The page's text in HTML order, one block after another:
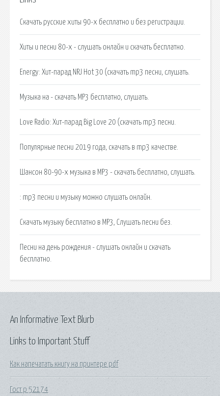
Скачать русские хиты 90-х бесплатно и без регистрации.
Хиты и песни 80-х - слушать онлайн и скачать бесплатно.
Energy: Хит-парад NRJ Hot 30 (скачать mp3 песни, слушать.
Музыка на - скачать MP3 бесплатно, слушать.
Love Radio: Хит-парад Big Love 20 (скачать mp3 песни.
Популярные песни 2019 года, скачать в mp3 качестве.
Шансон 80-90-х музыка в MP3 - скачать бесплатно, слушать.
: mp3 песни и музыку можно слушать онлайн.
Скачать музыку бесплатно в MP3, Слушать песни без.
Песни на день рождения - слушать онлайн и скачать
бесплатно.
Links to Important Stuff
Как напечатать книгу на принтере pdf
Гост р 52174
An Informative Text Blurb